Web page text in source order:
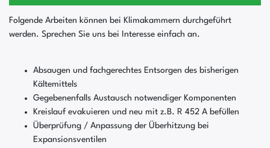
Folgende Arbeiten können bei Klimakammern durchgeführt
werden. Sprechen Sie uns bei Interesse einfach an.
Absaugen und fachgerechtes Entsorgen des bisherigen
Kältemittels
Gegebenenfalls Austausch notwendiger Komponenten
Kreislauf evakuieren und neu mit z.B. R 452 A befüllen
Überprüfung / Anpassung der Überhitzung bei
Expansionsventilen